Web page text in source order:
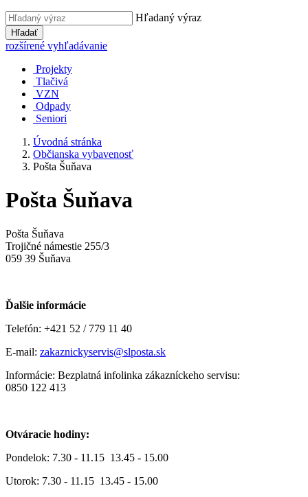
Hľadaný výraz
Hľadať
rozšírené vyhľadávanie
Projekty
Tlačivá
VZN
Odpady
Seniori
Úvodná stránka
Občianska vybavenosť
Pošta Šuňava
Pošta Šuňava
Pošta Šuňava
Trojičné námestie 255/3
059 39 Šuňava
Ďalšie informácie
Telefón: +421 52 / 779 11 40
E-mail: zakaznickyservis@slposta.sk
Informácie: Bezplatná infolinka zákazníckeho servisu:
0850 122 413
Otváracie hodiny:
Pondelok: 7.30 - 11.15 13.45 - 15.00
Utorok: 7.30 - 11.15 13.45 - 15.00